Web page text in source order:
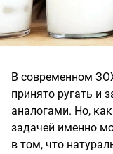
В современном
принято ругать и
аналогами. Но,
задачей именно
в том, что